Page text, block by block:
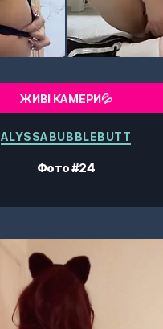
ЖИВІ КАМЕРИ💦
Категорії
ALYSSABUBBLEBUTT
Фото #24